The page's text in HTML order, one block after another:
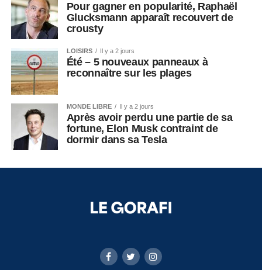
Pour gagner en popularité, Raphaël
Glucksmann apparaît recouvert de
crousty
LOISIRS Il y a 2 jours
Été – 5 nouveaux panneaux à
reconnaître sur les plages
MONDE LIBRE Il y a 2 jours
Après avoir perdu une partie de sa
fortune, Elon Musk contraint de
dormir dans sa Tesla